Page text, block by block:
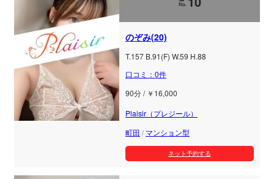
のぞみ(20)
T.157 B.91(F) W.59 H.88
口コミ：0件
90分 / ￥16,000
Plaisir（プレジール）
町田 /マンション型
ネット予約する